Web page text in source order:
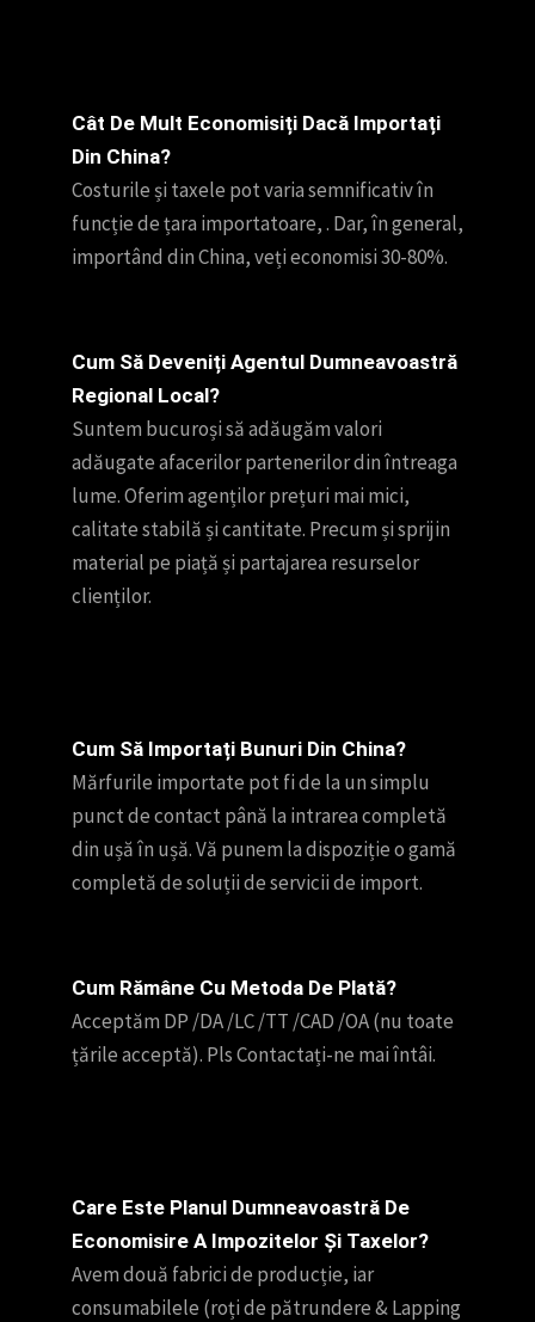
Cât De Mult Economisiți Dacă Importați
Din China?
Costurile și taxele pot varia semnificativ în
funcție de țara importatoare, . Dar, în general,
importând din China, veți economisi 30-80%.
Cum Să Deveniți Agentul Dumneavoastră
Regional Local?
Suntem bucuroși să adăugăm valori
adăugate afacerilor partenerilor din întreaga
lume. Oferim agenților prețuri mai mici,
calitate stabilă și cantitate. Precum și sprijin
material pe piață și partajarea resurselor
clienților.
Cum Să Importați Bunuri Din China?
Mărfurile importate pot fi de la un simplu
punct de contact până la intrarea completă
din ușă în ușă. Vă punem la dispoziție o gamă
completă de soluții de servicii de import.
Cum Rămâne Cu Metoda De Plată?
Acceptăm DP /DA /LC /TT /CAD /OA (nu toate
țările acceptă). Pls Contactați-ne mai întâi.
Care Este Planul Dumneavoastră De
Economisire A Impozitelor Și Taxelor?
Avem două fabrici de producție, iar
consumabilele (roți de pătrundere & Lapping